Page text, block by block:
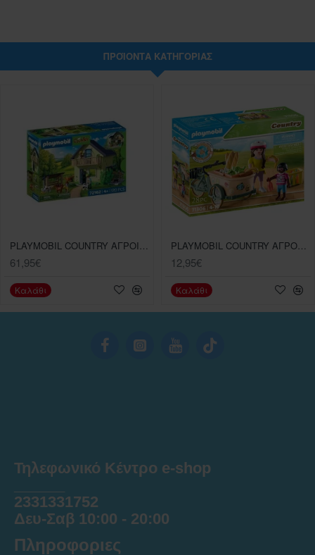
ΠΡΟΪΌΝΤΑ ΚΑΤΗΓΟΡΊΑΣ
PLAYMOBIL COUNTRY ΑΓΡΟΙΚΙΑ
61,95€
Καλάθι
PLAYMOBIL COUNTRY ΑΓΡΟΤΙΚΟ CARGO BIKE
12,95€
Καλάθι
Τηλεφωνικό Κέντρο e-shop
2331331752
Δευ-Σαβ 10:00 - 20:00
Πληροφοριες